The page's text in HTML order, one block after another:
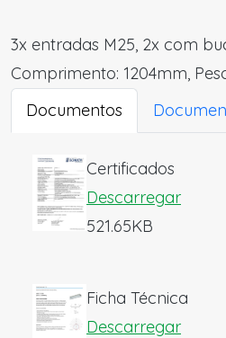
3x entradas M25, 2x com
Comprimento: 1204mm,
Documentos
Certificados
Descarregar
521.65KB
Ficha Técnica
Descarregar